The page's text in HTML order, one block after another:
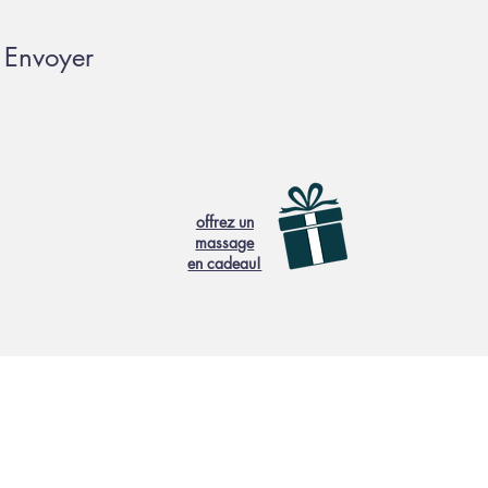
Envoyer
offrez un
massage
en cadeau!